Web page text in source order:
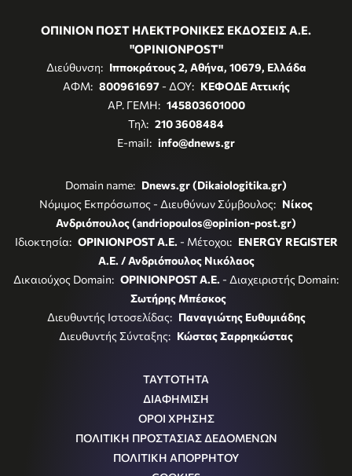
ΟΠΙΝΙΟΝ ΠΟΣΤ ΗΛΕΚΤΡΟΝΙΚΕΣ ΕΚΔΟΣΕΙΣ Α.Ε.
"OPINIONPOST"
Διεύθυνση: Ιπποκράτους 2, Αθήνα, 10679, Ελλάδα
ΑΦΜ: 800961697- ΔΟΥ: ΚΕΦΟΔΕ Αττικής
ΑΡ. ΓΕΜΗ: 145803601000
Τηλ: 210 3608484
E-mail: info@dnews.gr
Domain name: Dnews.gr (Dikaiologitika.gr)
Νόμιμος Εκπρόσωπος - Διευθύνων Σύμβουλος: Νίκος
Ανδριόπουλος (andriopoulos@opinion-post.gr)
Ιδιοκτησία: OPINIONPOST A.E. - Μέτοχοι: ENERGY REGISTER
Α.Ε. / Ανδριόπουλος Νικόλαος
Δικαιούχος Domain: OPINIONPOST A.E. - Διαχειριστής Domain:
Σωτήρης Μπέσκος
Διευθυντής Ιστοσελίδας: Παναγιώτης Ευθυμιάδης
Διευθυντής Σύνταξης: Κώστας Σαρρηκώστας
ΤΑΥΤΟΤΗΤΑ
ΔΙΑΦΗΜΙΣΗ
ΟΡΟΙ ΧΡΗΣΗΣ
ΠΟΛΙΤΙΚΗ ΠΡΟΣΤΑΣΙΑΣ ΔΕΔΟΜΕΝΩΝ
ΠΟΛΙΤΙΚΗ ΑΠΟΡΡΗΤΟΥ